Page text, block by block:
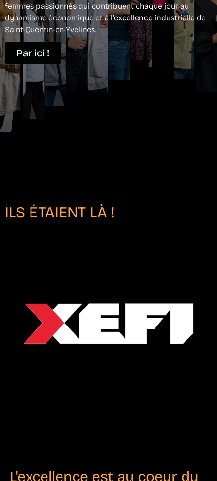
femmes passionnés qui contribuent chaque jour au
dynamisme économique et àl’excellence industrielle de
Saint-Quentin-en-Yvelines.
Par ici !
ILS ÉTAIENT LÀ !
L'excellence est au coeur du